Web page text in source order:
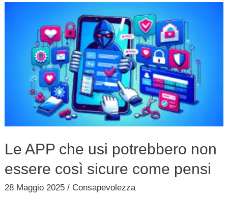
Le APP che usi potrebbero non
essere così sicure come pensi
28 Maggio 2025/ Consapevolezza
potrebbero
come
pensi